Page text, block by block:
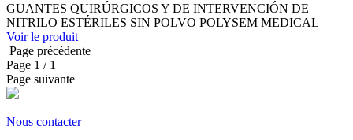
GUANTES QUIRÚRGICOS Y DE INTERVENCIÓN DE
NITRILO ESTÉRILES SIN POLVO POLYSEM MEDICAL
Voir le produit
Page précédente
Page 1 / 1
Page suivante
Nous contacter